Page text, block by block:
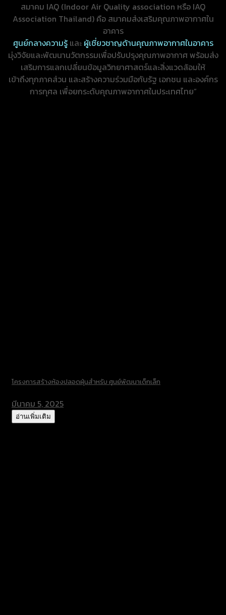
สมาคม IAQ (Indoor Air Quality association หรือ IAQ
Association Thailand) คือ สมาคมส่งเสริมคุณภาพอากาศใน
อาคาร
ศูนย์กลางความรู้และ ผู้เชี่ยวชาญด้านคุณภาพอากาศในอาคาร
มุ่งวิจัยและพัฒนานวัตกรรมเพื่อปรับปรุงคุณภาพอากาศ พร้อมส่ง
เสริมการแลกเปลี่ยนข้อมูลวิทยาศาสตร์และสิ่งแวดล้อมให้
เข้าถึงทุกภาคส่วน และสร้างความร่วมมือกับรัฐ เอกชน และองค์กร
การกุศล เพื่อยกระดับคุณภาพอากาศในประเทศไทย”
โครงการสร้างห้องปลอดฝุ่นสำหรับ ศูนย์พัฒนาเด็กเล็ก
มีนาคม 5, 2025
อ่านเพิ่มเติม